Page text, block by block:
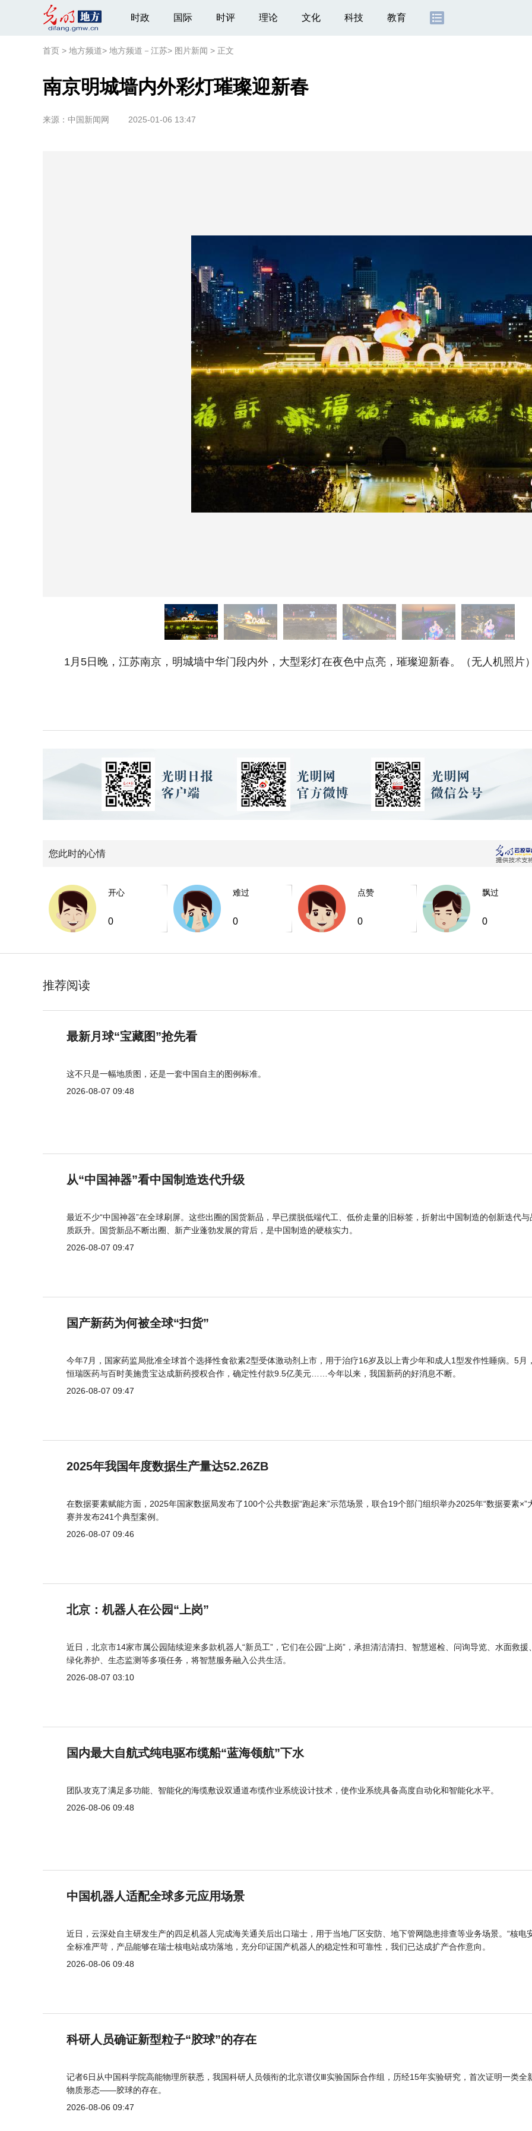
时政 国际 时评 理论 文化 科技 教育
首页 > 地方频道> 地方频道－江苏> 图片新闻 > 正文
南京明城墙内外彩灯璀璨迎新春
来源： 中国新闻网 2025-01-06 13:47
1月5日晚，江苏南京，明城墙中华门段内外，大型彩灯在夜色中点亮，璀璨迎新春。（无人机照片
您此时的心情
开心
0
难过
0
点赞
0
飘过
0
推荐阅读
最新月球“宝藏图”抢先看
这不只是一幅地质图，还是一套中国自主的图例标准。
2026-08-07 09:48
从“中国神器”看中国制造迭代升级
最近不少“中国神器”在全球刷屏。这些出圈的国货新品，早已摆脱低端代工、低价走量的旧标签，折射出中国制造的创新迭代与
质跃升。国货新品不断出圈、新产业蓬勃发展的背后，是中国制造的硬核实力。
2026-08-07 09:47
国产新药为何被全球“扫货”
今年7月，国家药监局批准全球首个选择性食欲素2型受体激动剂上市，用于治疗16岁及以上青少年和成人1型发作性睡病。5月
恒瑞医药与百时美施贵宝达成新药授权合作，确定性付款9.5亿美元……今年以来，我国新药的好消息不断。
2026-08-07 09:47
2025年我国年度数据生产量达52.26ZB
在数据要素赋能方面，2025年国家数据局发布了100个公共数据“跑起来”示范场景，联合19个部门组织举办2025年“数据要素×”
赛并发布241个典型案例。
2026-08-07 09:46
北京：机器人在公园“上岗”
近日，北京市14家市属公园陆续迎来多款机器人“新员工”，它们在公园“上岗”，承担清洁清扫、智慧巡检、问询导览、水面救援
绿化养护、生态监测等多项任务，将智慧服务融入公共生活。
2026-08-07 03:10
国内最大自航式纯电驱布缆船“蓝海领航”下水
团队攻克了满足多功能、智能化的海缆敷设双通道布缆作业系统设计技术，使作业系统具备高度自动化和智能化水平。
2026-08-06 09:48
中国机器人适配全球多元应用场景
近日，云深处自主研发生产的四足机器人完成海关通关后出口瑞士，用于当地厂区安防、地下管网隐患排查等业务场景。“核电
全标准严苛，产品能够在瑞士核电站成功落地，充分印证国产机器人的稳定性和可靠性，我们已达成扩产合作意向。
2026-08-06 09:48
科研人员确证新型粒子“胶球”的存在
记者6日从中国科学院高能物理所获悉，我国科研人员领衔的北京谱仪Ⅲ实验国际合作组，历经15年实验研究，首次证明一类全
物质形态——胶球的存在。
2026-08-06 09:47